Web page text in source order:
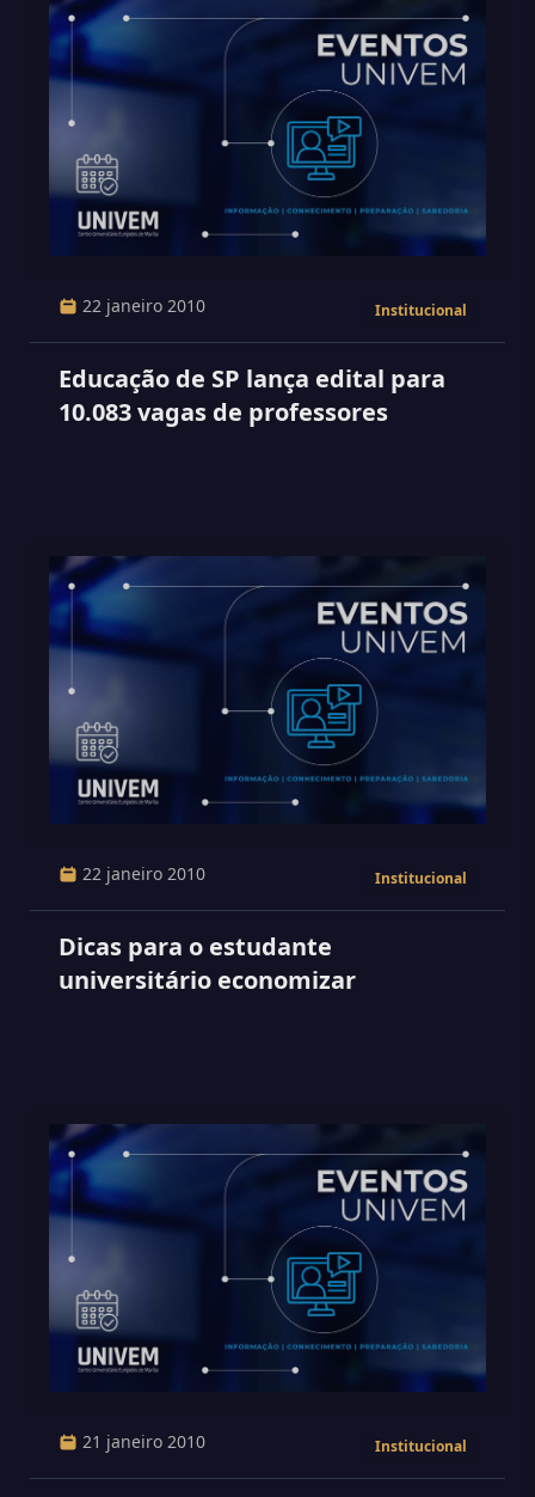
22 janeiro 2010 Institucional
Educação de SP lança edital para
10.083 vagas de professores
22 janeiro 2010 Institucional
Dicas para o estudante
universitário economizar
21 janeiro 2010 Institucional